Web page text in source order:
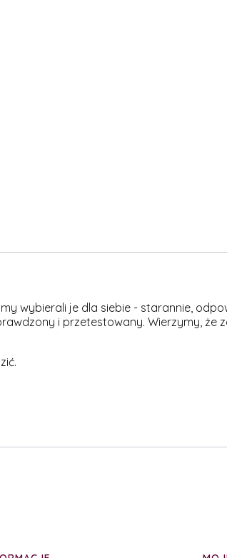
wybierali je dla siebie - starannie,
i przetestowany. Wierzymy, że